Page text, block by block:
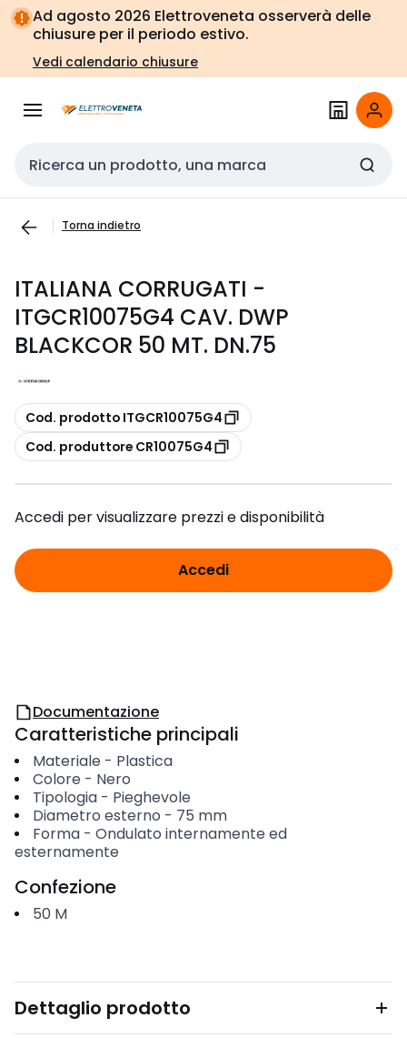
Vai alla
navigazione
Vai
alla
pagina
Ad agosto 2026 Elettroveneta osserverà delle
chiusure per il periodo estivo.
Vedi calendario chiusure
Cerca input
Torna indietro
ITALIANA CORRUGATI -
ITGCR10075G4 CAV. DWP
BLACKCOR 50 MT. DN.75
copia
Cod. prodotto ITGCR10075G4
copia
Cod. produttore CR10075G4
Accedi per visualizzare prezzi e disponibilità
Accedi
Documentazione
Caratteristiche principali
Materiale - Plastica
Colore - Nero
Tipologia- Pieghevole
Diametro esterno - 75 mm
Forma- Ondulato internamente ed
esternamente
Confezione
50 M
Dettaglio prodotto